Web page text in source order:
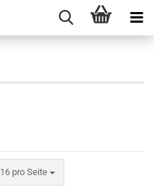
16 pro Seite
pro Seite